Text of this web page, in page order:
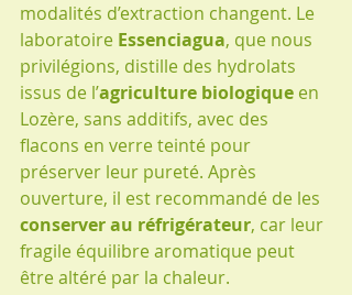
modalités d’extraction changent. Le
laboratoire Essenciagua, que nous
privilégions, distille des hydrolats
issus de l’agriculture biologique en
Lozère, sans additifs, avec des
flacons en verre teinté pour
préserver leur pureté. Après
ouverture, il est recommandé de les
conserver au réfrigérateur, car leur
fragile équilibre aromatique peut
être altéré par la chaleur.